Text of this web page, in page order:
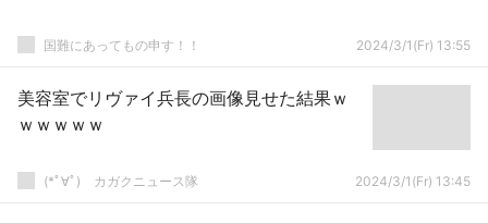
国難にあってもの申す！！ 2024/3/1(Fr) 13:55
美容室でリヴァイ兵長の画像見せた結果ｗ
ｗｗｗｗｗ
(*ﾟ∀ﾟ)ゞカガクニュース隊 2024/3/1(Fr) 13:45